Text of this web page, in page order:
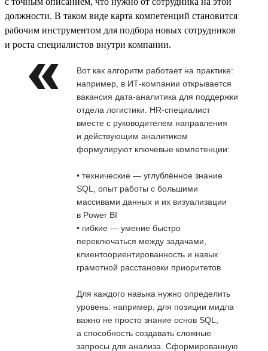
должности. В таком виде карта компетенций становится
рабочим инструментом для подбора новых сотрудников
и роста специалистов внутри компании.
Вот как алгоритм работает на практике:
например, в ИТ-компании открывается
вакансия дата-аналитика для поддержки
отдела логистики. HR-специалист
вместе с руководителем направления
и действующим аналитиком
формулируют ключевые компетенции:
• технические — углублённое знание
SQL, опыт работы с большими
массивами данных и их визуализации
в Power BI
• гибкие — умение быстро
переключаться между задачами,
клиентоориентированность и навык
грамотной расстановки приоритетов
Для каждого навыка нужно определить
уровень: например, для позиции мидла
важно не просто знание основ SQL,
а способность создавать сложные
запросы для анализа. Сформированную